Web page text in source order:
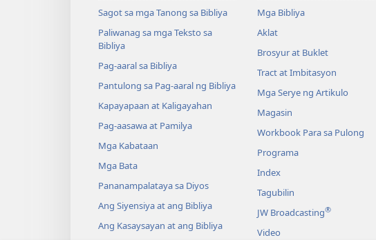
Sagot sa mga Tanong sa Bibliya
Paliwanag sa mga Teksto sa
Bibliya
Pag-aaral sa Bibliya
Pantulong sa Pag-aaral ng Bibliya
Kapayapaan at Kaligayahan
Pag-aasawa at Pamilya
Mga Kabataan
Mga Bata
Pananampalataya sa Diyos
Ang Siyensiya at ang Bibliya
Ang Kasaysayan at ang Bibliya
Mga Bibliya
Aklat
Brosyur at Buklet
Tract at Imbitasyon
Mga Serye ng Artikulo
Magasin
Workbook Para sa Pulong
Programa
Index
Tagubilin
JW Broadcasting®
Video